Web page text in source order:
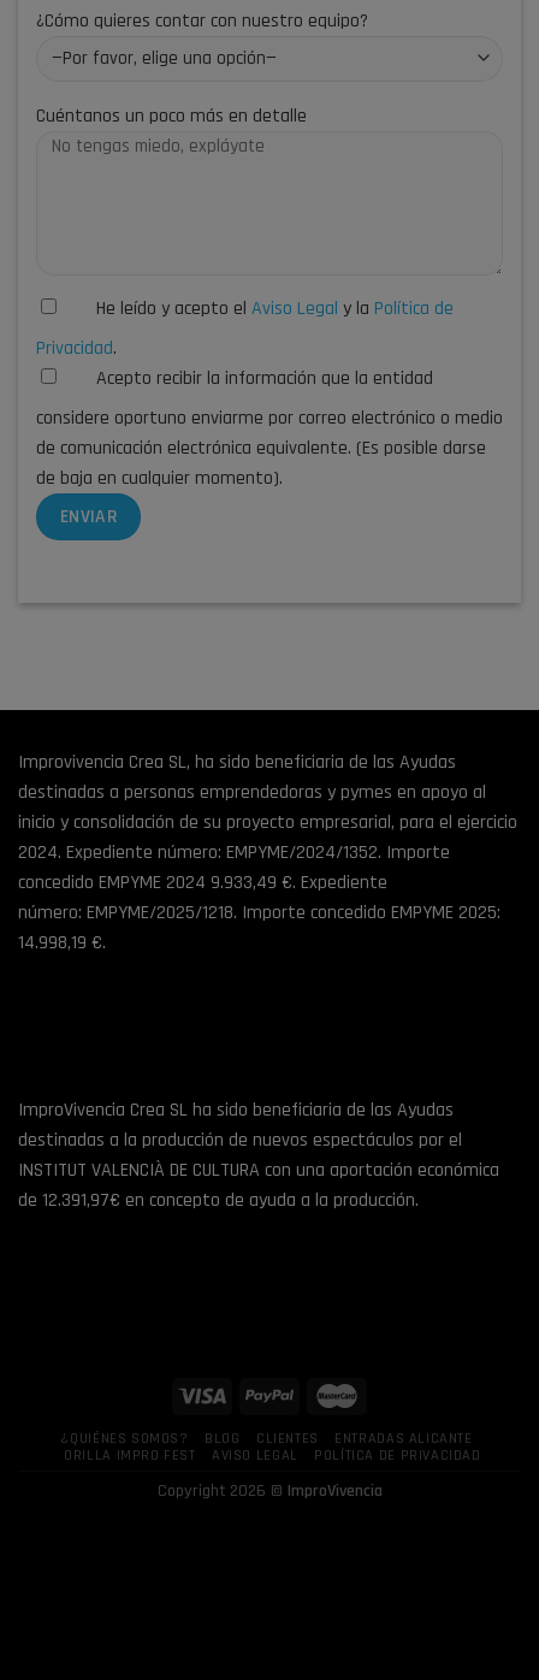
¿Cómo quieres contar con nuestro equipo?
Cuéntanos un poco más en detalle
He leído y acepto elAviso Legal y la Política de
Privacidad.
Acepto recibir la información que la entidad
considere oportuno enviarme por correo electrónico o medio
de comunicación electrónica equivalente. (Es posible darse
de baja en cualquier momento).
Improvivencia Crea SL, ha sido beneficiaria de las Ayudas
destinadas a personas emprendedoras y pymes en apoyo al
inicio y consolidación de su proyecto empresarial, para el ejercicio
2024. Expediente número: EMPYME/2024/1352. Importe
concedido EMPYME 2024 9.933,49 €. Expediente
número: EMPYME/2025/1218. Importe concedido EMPYME 2025:
14.998,19 €.
ImproVivencia Crea SL ha sido beneficiaria de las Ayudas
destinadas a la producción de nuevos espectáculos por el
INSTITUT VALENCIÀ DE CULTURA con una aportación económica
de 12.391,97€ en concepto de ayuda a la producción.
¿QUIÉNES SOMOS? BLOG CLIENTES
ENTRADAS ALICANTE
ORILLA IMPRO FEST
AVISO LEGAL POLÍTICA DE PRIVACIDAD
Copyright 2026 © ImproVivencia